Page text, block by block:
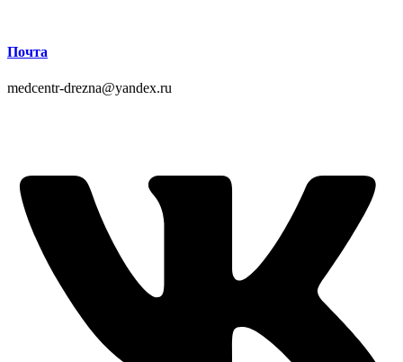
Почта
medcentr-drezna@yandex.ru